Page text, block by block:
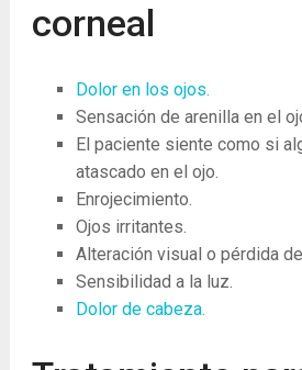
corneal
Dolor en los ojos.
Sensación de arenilla en el
El paciente siente como si
atascado en el ojo.
Enrojecimiento.
Ojos irritantes.
Alteración visual o pérdida
Sensibilidad a la luz.
Dolor de cabeza.